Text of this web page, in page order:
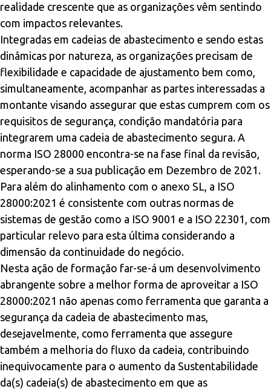
realidade crescente que as organizações vêm sentindo
com impactos relevantes.
Integradas em cadeias de abastecimento e sendo estas
dinâmicas por natureza, as organizações precisam de
flexibilidade e capacidade de ajustamento bem como,
simultaneamente, acompanhar as partes interessadas a
montante visando assegurar que estas cumprem com os
requisitos de segurança, condição mandatória para
integrarem uma cadeia de abastecimento segura. A
norma ISO 28000 encontra-se na fase final da revisão,
esperando-se a sua publicação em Dezembro de 2021.
Para além do alinhamento com o anexo SL, a ISO
28000:2021 é consistente com outras normas de
sistemas de gestão como a ISO 9001 e a ISO 22301, com
particular relevo para esta última considerando a
dimensão da continuidade do negócio.
Nesta ação de formação far-se-á um desenvolvimento
abrangente sobre a melhor forma de aproveitar a ISO
28000:2021 não apenas como ferramenta que garanta a
segurança da cadeia de abastecimento mas,
desejavelmente, como ferramenta que assegure
também a melhoria do fluxo da cadeia, contribuindo
inequivocamente para o aumento da Sustentabilidade
da(s) cadeia(s) de abastecimento em que as